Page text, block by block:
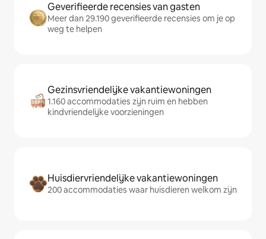
Geverifieerde recensies van gasten
Meer dan 29.190 geverifieerde recensies om je op
weg te helpen
Gezinsvriendelijke vakantiewoningen
1.160 accommodaties zijn ruim en hebben
kindvriendelijke voorzieningen
Huisdiervriendelijke vakantiewoningen
200 accommodaties waar huisdieren welkom zijn